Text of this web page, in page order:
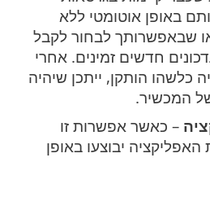
באופן אוטומטי ללא
שבאפשרותך לבחור לקבל
חדשים זמינים. אחרי
כלשהו הותקן, ייתכן שיהיה
המכשיר.
– כאשר אפשרות זו
האפליקציה יבוצעו באופן